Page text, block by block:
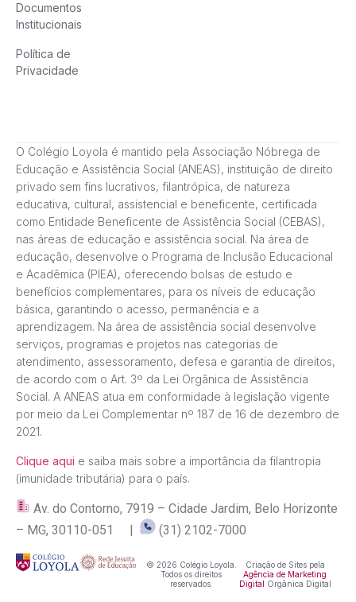
Documentos
Institucionais
Política de
Privacidade
O Colégio Loyola é mantido pela Associação Nóbrega de
Educação e Assistência Social (ANEAS), instituição de direito
privado sem fins lucrativos, filantrópica, de natureza
educativa, cultural, assistencial e beneficente, certificada
como Entidade Beneficente de Assistência Social (CEBAS),
nas áreas de educação e assistência social. Na área de
educação, desenvolve o Programa de Inclusão Educacional
e Acadêmica (PIEA), oferecendo bolsas de estudo e
benefícios complementares, para os níveis de educação
básica, garantindo o acesso, permanência e a
aprendizagem. Na área de assistência social desenvolve
serviços, programas e projetos nas categorias de
atendimento, assessoramento, defesa e garantia de direitos,
de acordo com o Art. 3º da Lei Orgânica de Assistência
Social. A ANEAS atua em conformidade à legislação vigente
por meio da Lei Complementar nº 187 de 16 de dezembro de
2021.
Clique aqui e saiba mais sobre a importância da filantropia
(imunidade tributária) para o país.
Av. do Contorno, 7919 – Cidade Jardim, Belo Horizonte
– MG, 30110-051 |
(31) 2102-7000
© 2026 Colégio Loyola.
Todos os direitos
reservados.
Criação de Sites pela
Agência de Marketing
Digital Orgânica Digital